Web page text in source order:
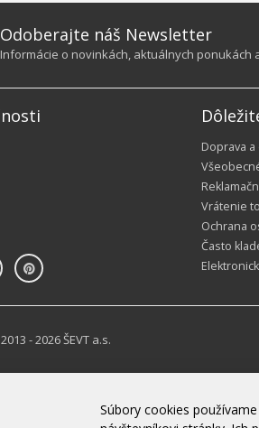
Odoberajte náš Newsletter
Informácie o novinkách, aktuálnych ponukách
Doprava
Vrátenie
Ochrana
Často
- 2026 ŠEVT a.s.
Súbory cookies